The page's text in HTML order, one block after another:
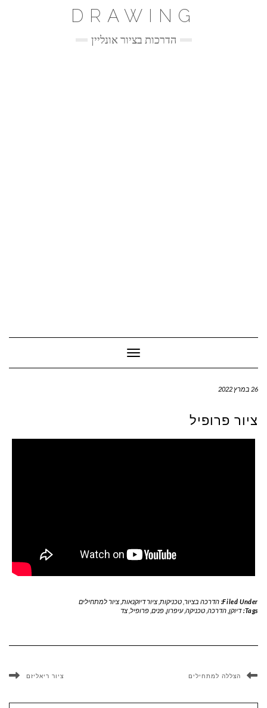
DRAWING
הדרכות בציור אונליין
Toggle Navigation
26 במרץ 2022
ציור פרופיל
Filed Under: הדרכה בציור, טכניקות ציור דיוקנאות ציור למתחילים
Tags: דיוקן, הדרכה, טכניקה,עיפרון, פנים, פרופיל צד
הצללה למתחילים ציור ריאליזם